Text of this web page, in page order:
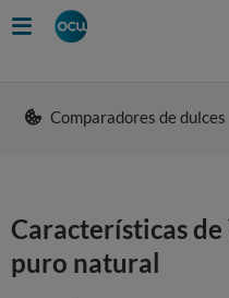
Comparadores de dulces
Características de
puro natural